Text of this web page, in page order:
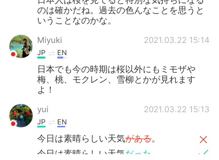
のは確かだね。過去の色んなことを思うと
いうことなのかな。
Miyuki 2021.03.22 15:14
JP EN
日本でも今の時期は桜以外にもミモザや
梅、桃、モクレン、雪柳とかが見れます
よ！
yui 2021.03.22 15:13
JP EN
今日は素晴らしい天気がある。
今日は素晴らしい天気だった